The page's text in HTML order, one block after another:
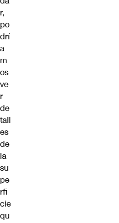
r,
po
drí
a
m
os
ve
r
de
tall
es
de
la
su
pe
rfi
cie
qu